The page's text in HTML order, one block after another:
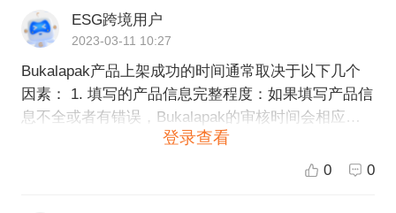
ESG跨境用户
2023-03-11 10:27
Bukalapak产品上架成功的时间通常取决于以下几个
因素： 1. 填写的产品信息完整程度：如果填写产品信
息不全或者有错误，Bukalapak的审核时间会相应延
核，例如保健品或电子产品等会涉及到更多的法规合
登录查看
0 0